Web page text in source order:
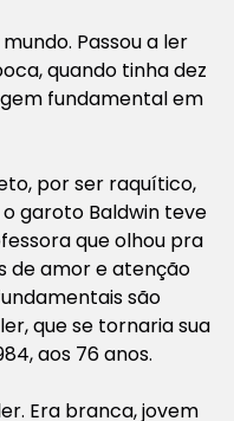
Passou a ler
quando tinha dez
fundamental em
por ser raquítico,
garoto Baldwin teve
que olhou pra
de amor e atenção
são
que se tornaria sua
aos 76 anos.
Era branca, jovem